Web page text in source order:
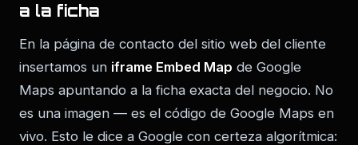
a la ficha
En la página de contacto del sitio web del cliente
insertamos un iframe Embed Map de Google
Maps apuntando a la ficha exacta del negocio. No
es una imagen — es el código de Google Maps en
vivo. Esto le dice a Google con certeza algorítmica: